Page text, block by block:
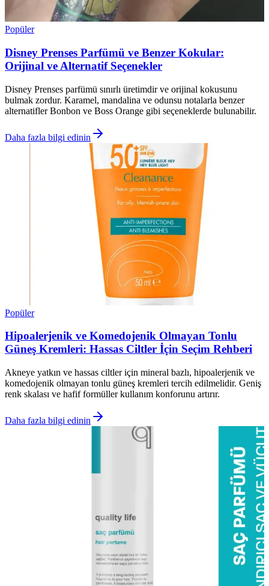
Popüler
Disney Prenses Parfümü ve Benzer Kokular:
Orijinal ve Alternatif Seçenekler
Disney Prenses parfümü sınırlı üretimdir ve orijinal kokusunu
bulmak zordur. Karamel, mandalina ve odunsu notalarla benzer
alternatifler Bonbon ve Boss Orange gibi seçeneklerde bulunabilir.
Daha fazla bilgi edinin
Popüler
Hipoalerjenik ve Komedojenik Olmayan Tonlu
Güneş Kremleri: Hassas Ciltler İçin Seçim Rehberi
Akneye yatkın ve hassas ciltler için mineral bazlı, hipoalerjenik ve
komedojenik olmayan tonlu güneş kremleri tercih edilmelidir. Geniş
renk skalası ve hafif formüller kullanım konforunu artırır.
Daha fazla bilgi edinin